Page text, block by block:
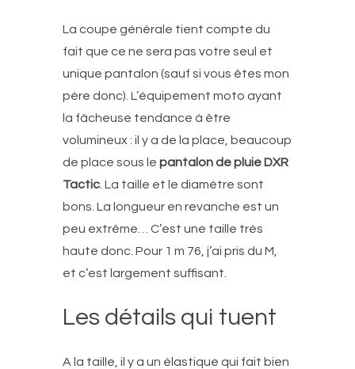
La coupe générale tient compte du
fait que ce ne sera pas votre seul et
unique pantalon (sauf si vous êtes mon
père donc). L’équipement moto ayant
la fâcheuse tendance à être
volumineux : il y a de la place, beaucoup
de place sous le pantalon de pluie DXR
Tactic . La taille et le diamètre sont
bons. La longueur en revanche est un
peu extrême… C’est une taille très
haute donc. Pour 1 m 76, j’ai pris du M,
et c’est largement suffisant.
Les détails qui tuent
A la taille, il y a un élastique qui fait bien